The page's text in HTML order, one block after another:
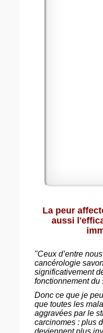
La peur
aussi
"Ceux d’entre
cancérologie
significativement
fonctionnement du
Donc ce que je
que toutes les
aggravées par le
carcinomes : plus